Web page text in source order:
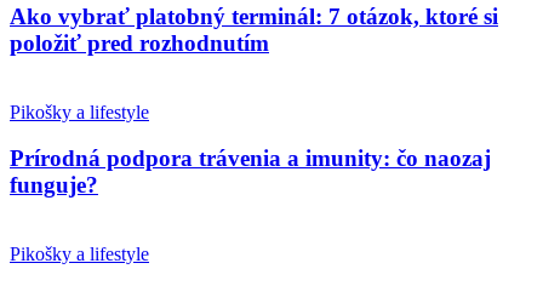
Ako vybrať platobný terminál: 7 otázok, ktoré si
položiť pred rozhodnutím
Pikošky a lifestyle
Prírodná podpora trávenia a imunity: čo naozaj
funguje?
Pikošky a lifestyle